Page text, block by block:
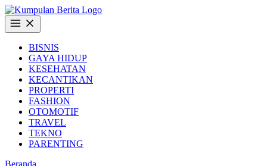
Langsung
ke
konten
Buka
Menu
BISNIS
GAYA HIDUP
KESEHATAN
KECANTIKAN
PROPERTI
FASHION
OTOMOTIF
TRAVEL
TEKNO
PARENTING
Beranda